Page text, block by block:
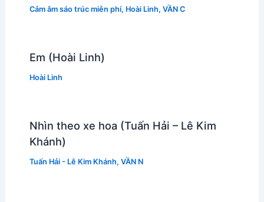
Cảm âm sáo trúc miễn phí, Hoài Linh, VẦN C
Em (Hoài Linh)
Hoài Linh
Nhìn theo xe hoa (Tuấn Hải – Lê Kim
Khánh)
Tuấn Hải - Lê Kim Khánh, VẦN N